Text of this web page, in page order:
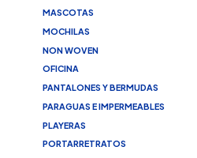
MASCOTAS
MOCHILAS
NON WOVEN
OFICINA
PANTALONES Y BERMUDAS
PARAGUAS E IMPERMEABLES
PLAYERAS
PORTARRETRATOS